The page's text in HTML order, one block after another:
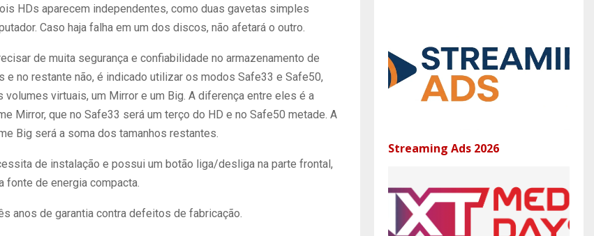
HDs aparecem independentes, como duas gavetas simples
Caso haja falha em um dos discos, não afetará o outro.
de muita segurança e confiabilidade no armazenamento de
e no restante não, é indicado utilizar os modos Safe33 e Safe50,
virtuais, um Mirror e um Big. A diferença entre eles é a
Mirror, que no Safe33 será um terço do HD e no Safe50 metade. A
Big será a soma dos tamanhos restantes.
de instalação e possui um botão liga/desliga na parte frontal,
fonte de energia compacta.
anos de garantia contra defeitos de fabricação.
Streaming Ads 2026